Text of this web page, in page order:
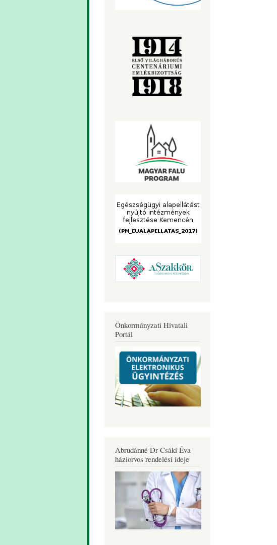
Önkormányzati Hivatali
Portál
Abrudánné Dr Csáki Éva
háziorvos rendelési ideje